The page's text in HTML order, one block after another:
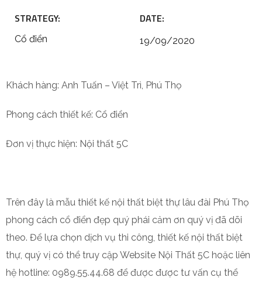
STRATEGY:
Cổ điển
DATE:
19/09/2020
Khách hàng: Anh Tuấn – Việt Trì, Phú Thọ
Phong cách thiết kế: Cổ điển
Đơn vị thực hiện: Nội thất 5C
Trên đây là mẫu thiết kế nội thất biệt thự lâu đài Phú Thọ
phong cách cổ điển đẹp quý phái cảm ơn quý vị đã dõi
theo. Để lựa chọn dịch vụ thi công, thiết kế nội thất biệt
thự, quý vị có thể truy cập Website Nội Thất 5C hoặc liên
hệ hotline: 0989.55.44.68 để được được tư vấn cụ thể